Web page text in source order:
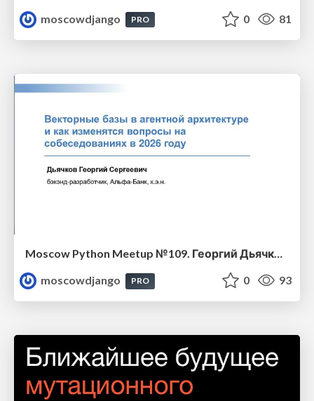
moscowdjango
PRO 0 81
Moscow Python Meetup №109. Георгий Дьячков (Альфа банк, Главный разработчик). Векторные базы в агентной архитектуре и как изменятся вопросы на собеседованиях в 2026
moscowdjango
PRO 0 93